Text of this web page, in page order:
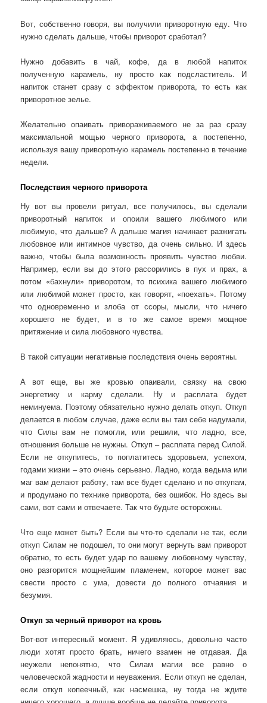
Вот, собственно говоря, вы получили приворотную еду. Что
нужно сделать дальше, чтобы приворот сработал?
Нужно добавить в чай, кофе, да в любой напиток
полученную карамель, ну просто как подсластитель. И
напиток станет сразу с эффектом приворота, то есть как
приворотное зелье.
Желательно опаивать привораживаемого не за раз сразу
максимальной мощью черного приворота, а постепенно,
используя вашу приворотную карамель постепенно в течение
недели.
Последствия черного приворота
Ну вот вы провели ритуал, все получилось, вы сделали
приворотный напиток и опоили вашего любимого или
любимую, что дальше? А дальше магия начинает разжигать
любовное или интимное чувство, да очень сильно. И здесь
важно, чтобы была возможность проявить чувство любви.
Например, если вы до этого рассорились в пух и прах, а
потом «бахнули» приворотом, то психика вашего любимого
или любимой может просто, как говорят, «поехать». Потому
что одновременно и злоба от ссоры, мысли, что ничего
хорошего не будет, и в то же самое время мощное
притяжение и сила любовного чувства.
В такой ситуации негативные последствия очень вероятны.
А вот еще, вы же кровью опаивали, связку на свою
энергетику и карму сделали. Ну и расплата будет
неминуема. Поэтому обязательно нужно делать откуп. Откуп
делается в любом случае, даже если вы там себе надумали,
что Силы вам не помогли, или решили, что ладно, все,
отношения больше не нужны. Откуп – расплата перед Силой.
Если не откупитесь, то поплатитесь здоровьем, успехом,
годами жизни – это очень серьезно. Ладно, когда ведьма или
маг вам делают работу, там все будет сделано и по откупам,
и продумано по технике приворота, без ошибок. Но здесь вы
сами, вот сами и отвечаете. Так что будьте осторожны.
Что еще может быть? Если вы что-то сделали не так, если
откуп Силам не подошел, то они могут вернуть вам приворот
обратно, то есть будет удар по вашему любовному чувству,
оно разгорится мощнейшим пламенем, которое может вас
свести просто с ума, довести до полного отчаяния и
безумия.
Откуп за черный приворот на кровь
Вот-вот интересный момент. Я удивляюсь, довольно часто
люди хотят просто брать, ничего взамен не отдавая. Да
неужели непонятно, что Силам магии все равно о
человеческой жадности и неуважения. Если откуп не сделан,
если откуп копеечный, как насмешка, ну тогда не ждите